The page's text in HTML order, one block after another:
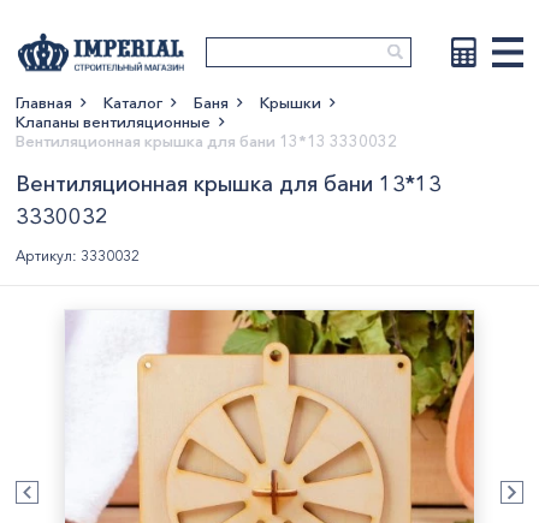
Показать больше
Главная Каталог Баня
Крышки
Клапаны вентиляционные
Вентиляционная крышка для бани 13*13 3330032
Вентиляционная крышка для бани 13*13
3330032
Артикул: 3330032